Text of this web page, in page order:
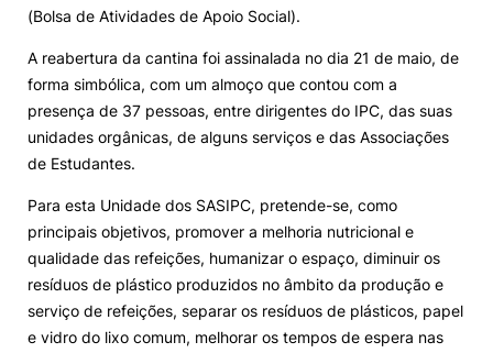
(Bolsa de Atividades de Apoio Social).
A reabertura da cantina foi assinalada no dia 21 de maio, de
forma simbólica, com um almoço que contou com a
presença de 37 pessoas, entre dirigentes do IPC, das suas
unidades orgânicas, de alguns serviços e das Associações
de Estudantes.
Para esta Unidade dos SASIPC, pretende-se, como
principais objetivos, promover a melhoria nutricional e
qualidade das refeições, humanizar o espaço, diminuir os
resíduos de plástico produzidos no âmbito da produção e
serviço de refeições, separar os resíduos de plásticos, papel
e vidro do lixo comum, melhorar os tempos de espera nas